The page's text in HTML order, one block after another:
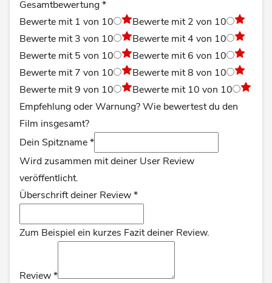
Gesamtbewertung*
Bewerte mit 1 von 10
Bewerte mit 2 von 10
Bewerte mit 3 von 10
Bewerte mit 4 von 10
Bewerte mit 5 von 10
Bewerte mit 6 von 10
Bewerte mit 7 von 10
Bewerte mit 8 von 10
Bewerte mit 9 von 10
Bewerte mit 10 von 10
Empfehlung oder Warnung? Wie bewertest du den
Film insgesamt?
Dein Spitzname*
Wird zusammen mit deiner User Review
veröffentlicht.
Überschrift deiner Review*
Zum Beispiel ein kurzes Fazit deiner Review.
Review*